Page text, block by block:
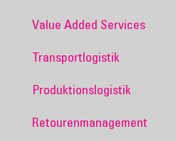
Value Added Services
Transportlogistik
Produktionslogistik
Retourenmanagement